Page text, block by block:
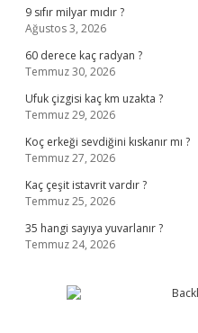
9 sıfır milyar mıdır ?
Ağustos 3, 2026
60 derece kaç radyan ?
Temmuz 30, 2026
Ufuk çizgisi kaç km uzakta ?
Temmuz 29, 2026
Koç erkeği sevdiğini kıskanır mı ?
Temmuz 27, 2026
Kaç çeşit istavrit vardır ?
Temmuz 25, 2026
35 hangi sayıya yuvarlanır ?
Temmuz 24, 2026